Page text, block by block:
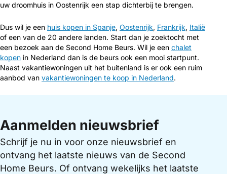
uw droomhuis in Oostenrijk een stap dichterbij te brengen.
Dus wil je een huis kopen in Spanje, Oostenrijk, Frankrijk, Italië
of een van de 20 andere landen. Start dan je zoektocht met
een bezoek aan de Second Home Beurs. Wil je een chalet
kopen in Nederland dan is de beurs ook een mooi startpunt.
Naast vakantiewoningen uit het buitenland is er ook een ruim
aanbod van vakantiewoningen te koop in Nederland.
Aanmelden nieuwsbrief
Schrijf je nu in voor onze nieuwsbrief en
ontvang het laatste nieuws van de Second
Home Beurs. Of ontvang wekelijks het laatste